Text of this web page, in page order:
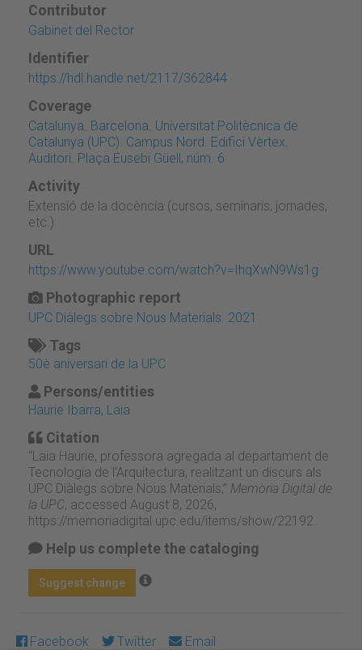
Contributor
Gabinet del Rector
Identifier
https://hdl.handle.net/2117/362844
Coverage
Catalunya. Barcelona. Universitat Politècnica de
Catalunya (UPC). Campus Nord. Edifici Vèrtex.
Auditori. Plaça Eusebi Güell, núm. 6
Activity
Extensió de la docència (cursos, seminaris, jornades,
etc.)
URL
https://www.youtube.com/watch?v=IhqXwN9Ws1g
Photographic report
UPC Diàlegs sobre Nous Materials. 2021
Tags
50è aniversari de la UPC
Persons/entities
Haurie Ibarra, Laia
Citation
“Laia Haurie, professora agregada al departament de
Tecnologia de l'Arquitectura, realitzant un discurs als
UPC Diàlegs sobre Nous Materials,” Memòria Digital de
la UPC, accessed August 8, 2026,
https://memoriadigital.upc.edu/items/show/22192
Help us complete the cataloging
Suggest change
Facebook Twitter Email